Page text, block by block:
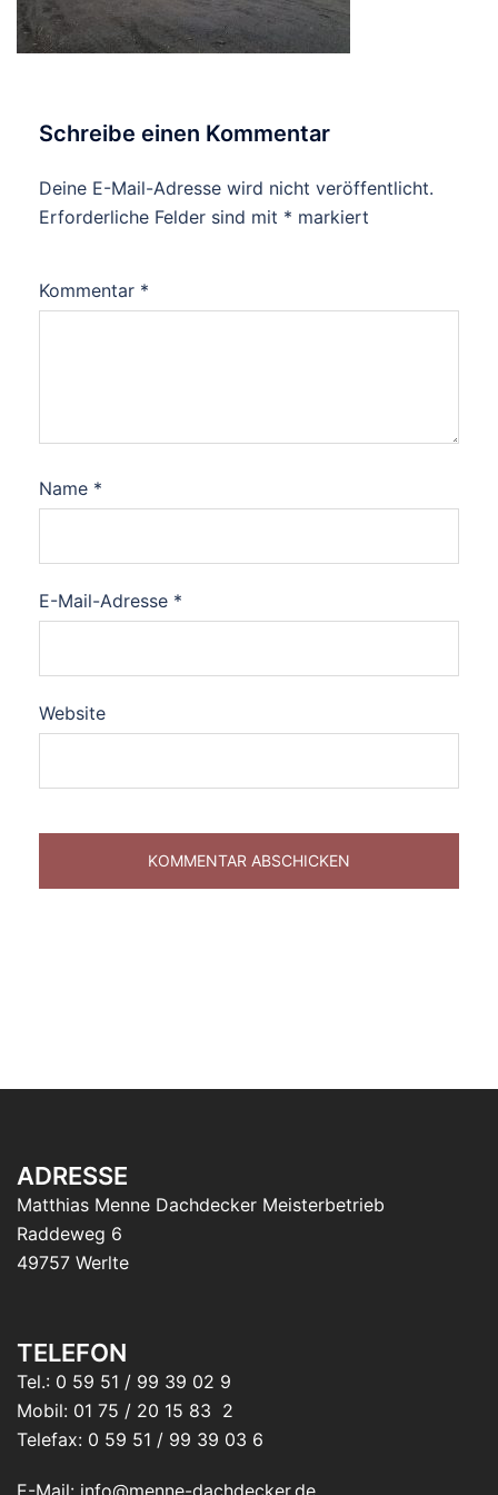
Schreibe einen Kommentar
Deine E-Mail-Adresse wird nicht veröffentlicht.
Erforderliche Felder sind mit * markiert
Kommentar *
Name *
E-Mail-Adresse *
Website
ADRESSE
Matthias Menne Dachdecker Meisterbetrieb
Raddeweg 6
49757 Werlte
TELEFON
Tel.: 0 59 51 / 99 39 02 9
Mobil: 01 75 / 20 15 83 2
Telefax: 0 59 51 / 99 39 03 6
E-Mail: info@menne-dachdecker.de